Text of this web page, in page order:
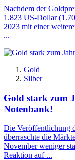
Nachdem der
1.823 US-Dollar
2023 mit einer
...
Gold
Silber
Gold stark zum
Notenbank!
Die Veröffentlichung
überraschte die
November weniger
Reaktion auf ...